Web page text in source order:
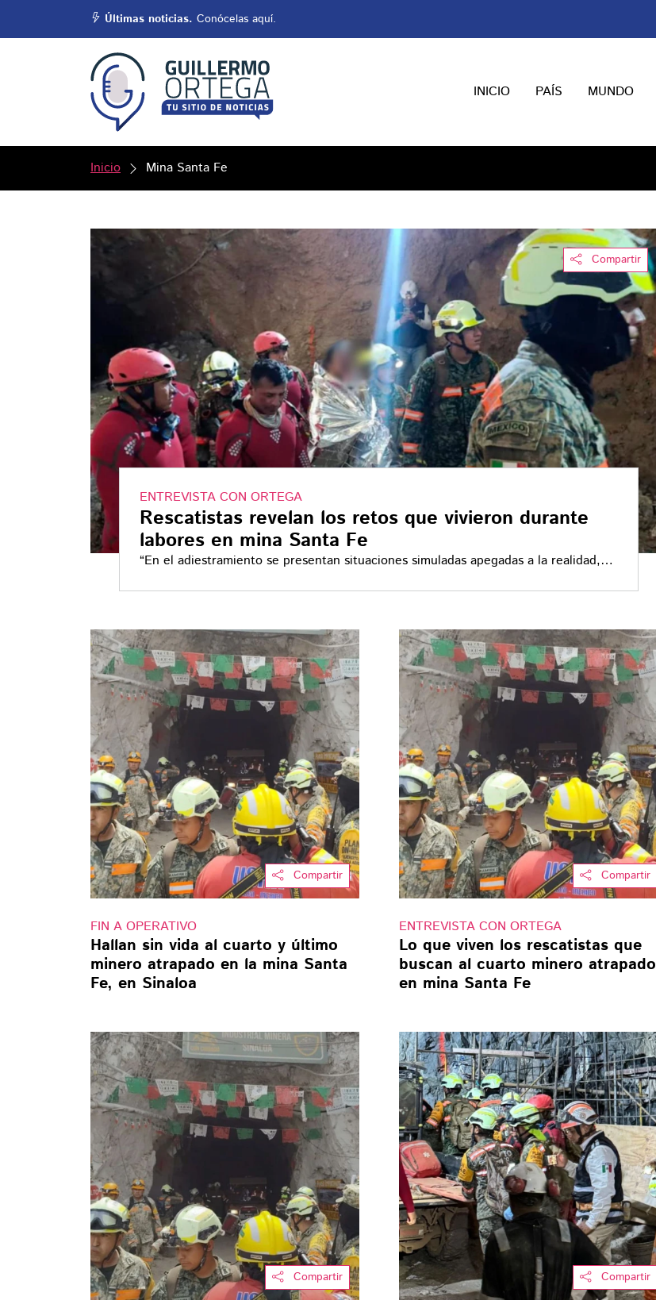
Últimas noticias. Conócelas aquí.
INICIO PAÍS MUNDO
Inicio Mina Santa Fe
Compartir
ENTREVISTA CON ORTEGA
Rescatistas revelan los retos que vivieron durante
labores en mina Santa Fe
“En el adiestramiento se presentan situaciones simuladas apegadas a la realidad,
Compartir
FIN A OPERATIVO
Hallan sin vida al cuarto y último
minero atrapado en la mina Santa
Fe, en Sinaloa
Compartir
ENTREVISTA CON ORTEGA
Lo que viven los rescatistas que
buscan al cuarto minero atrapado
en mina Santa Fe
Compartir Compartir